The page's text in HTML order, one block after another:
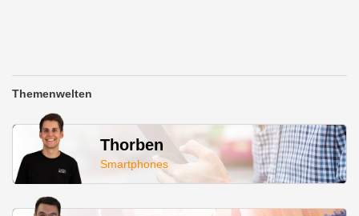
Themenwelten
Thorben
Smartphones